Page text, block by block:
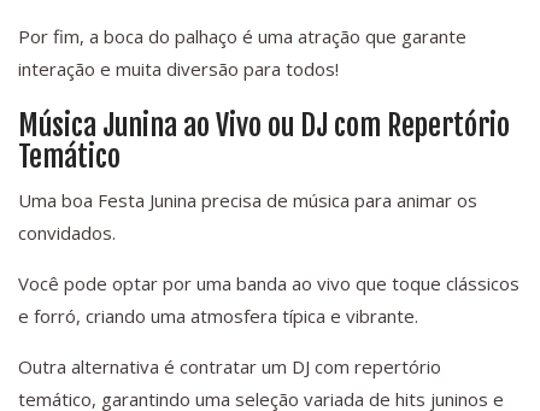
Por fim, a boca do palhaço é uma atração que garante
interação e muita diversão para todos!
Música Junina ao Vivo ou DJ com Repertório
Temático
Uma boa Festa Junina precisa de música para animar os
convidados.
Você pode optar por uma banda ao vivo que toque clássicos
e forró, criando uma atmosfera típica e vibrante.
Outra alternativa é contratar um DJ com repertório
temático, garantindo uma seleção variada de hits juninos e